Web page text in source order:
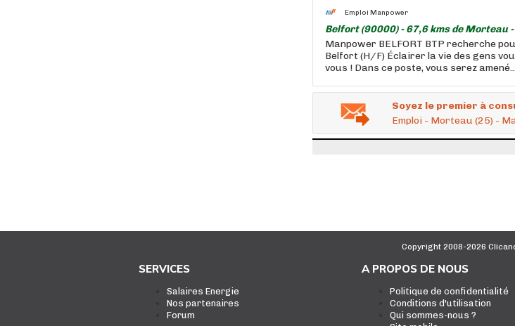
Emploi Manpower
Belfort (90000) - 67,6 kms de Morteau -
Manpower BELFORT BTP recherche
Belfort (H/F) Éclairer la vie des gens
vous ! Dans ce poste, vous serez
Soyez le premier à
Emploi - Morteau (25) -
Copyright 2008-2026
SERVICES
Salaires Energie
Nos partenaires
Forum
A PROPOS DE NOUS
Politique de confidentialité
Conditions d'utilisation
Qui sommes-nous ?